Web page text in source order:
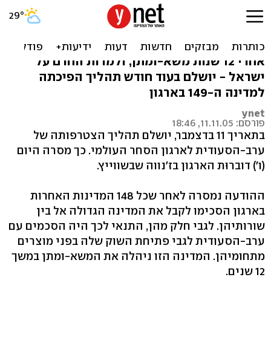
ערב-הסעודית מצטרפת
לארגון הסחר העולמי
אחרי 12 שנות משא-ומתן, ולמרות החרם על
ישראל - יושלם בעוד חודש תהליך הפיכתה
למדינה ה-149 בארגון
ynet
פורסם: 11.11.05, 18:46
בתאריך 11 בדצמבר, יושלם תהליך הצטרפותה של
ערב-הסעודית לארגון הסחר העולמי. כך מסרה היום
(ו') דוברוּת הארגון בז'נווה שבשווייץ.
ההודעה נמסרה לאחר שכל 148 המדינות האחרות
בארגון הסכימו לקבל את המדינה הגדולה אל בין
שורותיהן. לגבי חלק מהן, התנאי לכך היה הסכמים עם
ערב-הסעודית לגבי פתיחת השוק שלה בפני מוצרים
מתחומיהן. המדינה הזו ניהלה את המשא-ומתן במשך
12 שנים.